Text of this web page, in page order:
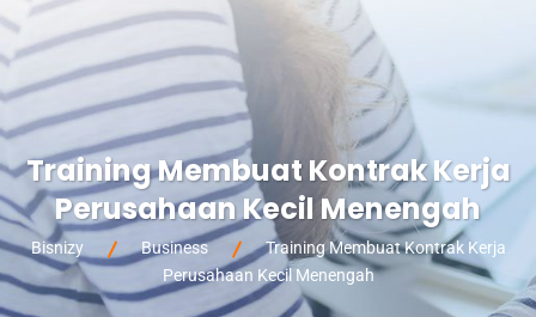
Training Membuat Kontrak Kerja
Perusahaan Kecil Menengah
Bisnizy Business
Training Membuat Kontrak Kerja
Perusahaan Kecil Menengah